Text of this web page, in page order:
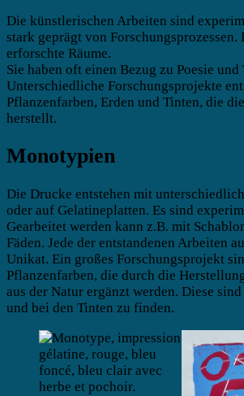
Die künstlerischen Arbeiten sind
stark geprägt von Forschungsprozessen.
erforschte Räume.
Sie haben oft einen Bezug zu Poesie und
Unterschiedliche Forschungsprojekte
Pflanzenfarben, Erden und Tinten, die
herstellt.
Monotypien
Die Drucke entstehen mit
oder auf Gelatineplatten. Es sind
Gearbeitet werden kann z.B. mit
Fäden. Jede der entstandenen Arbeiten
Unikat. Ein großes Forschungsprojekt
Pflanzenfarben, die durch die
aus der Natur ergänzt werden. Diese
und bei den Tinten zu finden.